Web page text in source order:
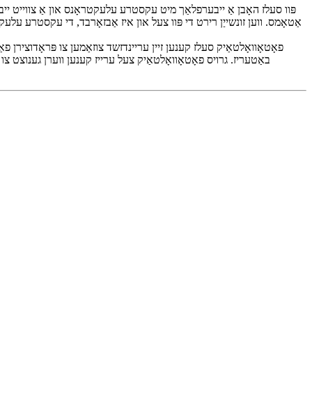
אַטאָמס. ווען זונשייַן רירט די פּוו צעל און איז אַבזאָרבד, די עקסטרע
פאָטאָוואָלטאַיק סעלז קענען זיין עריינדזשד צוזאַמען צו פּראָדוצירן
באַטעריז. גרויס פאָטאָוואָלטאַיק צעל ערייז קענען ווערן גענוצט צו